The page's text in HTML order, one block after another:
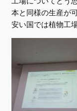
本と同様の生産が
安い国では植物工